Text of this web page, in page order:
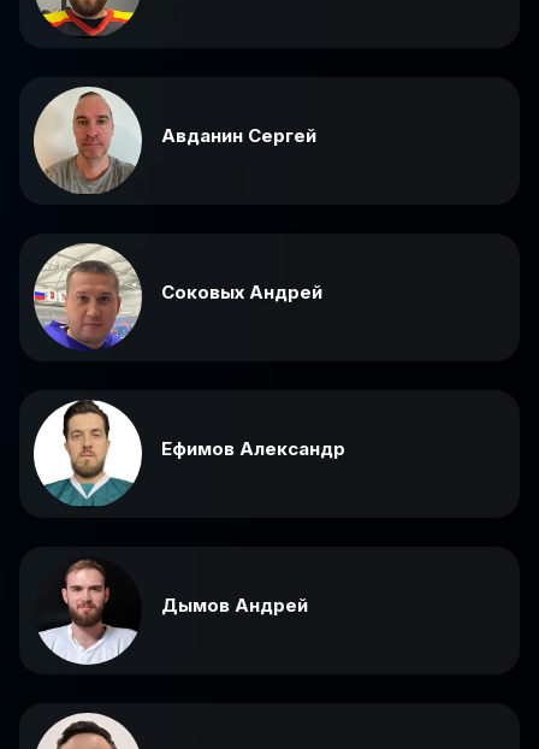
Авданин Сергей
Соковых Андрей
Ефимов Александр
Дымов Андрей